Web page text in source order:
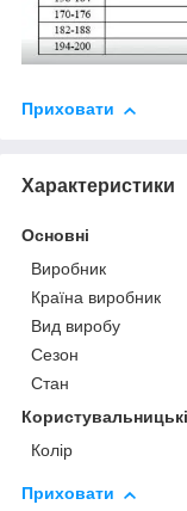
Приховати
Характеристики
Основні
Виробник
Країна виробник
Вид виробу
Сезон
Стан
Колір
Приховати